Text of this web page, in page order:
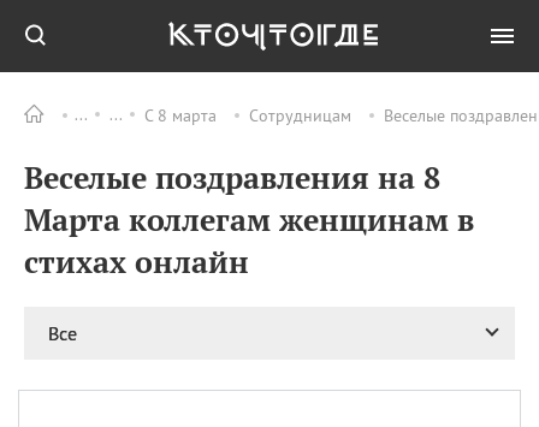
С 8 марта Сотрудницам Веселые
Веселые поздравления на 8
Марта коллегам женщинам в
стихах онлайн
Все
ПРАЗДНИКИ Все
09.08 День памяти
целителя Пантелеимона